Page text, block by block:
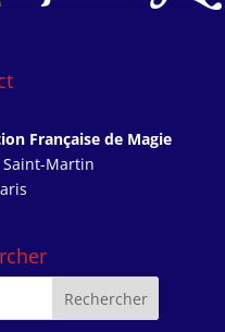
Française de Magie
Saint-Martin